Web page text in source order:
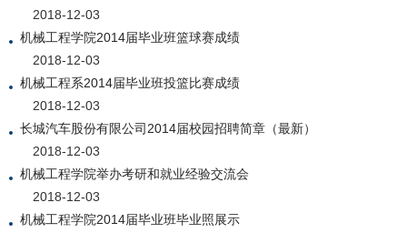
2018-12-03
机械工程学院2014届毕业班篮球赛成绩
2018-12-03
机械工程系2014届毕业班投篮比赛成绩
2018-12-03
长城汽车股份有限公司2014届校园招聘简章（最新）
2018-12-03
机械工程学院举办考研和就业经验交流会
2018-12-03
机械工程学院2014届毕业班毕业照展示